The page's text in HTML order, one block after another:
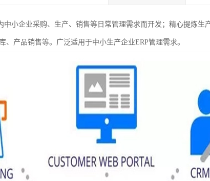
小企业采购、生产、销售等日常管理需求而开发；精心提炼生
产品销售等。广泛适用于中小生产企业ERP管理需求。